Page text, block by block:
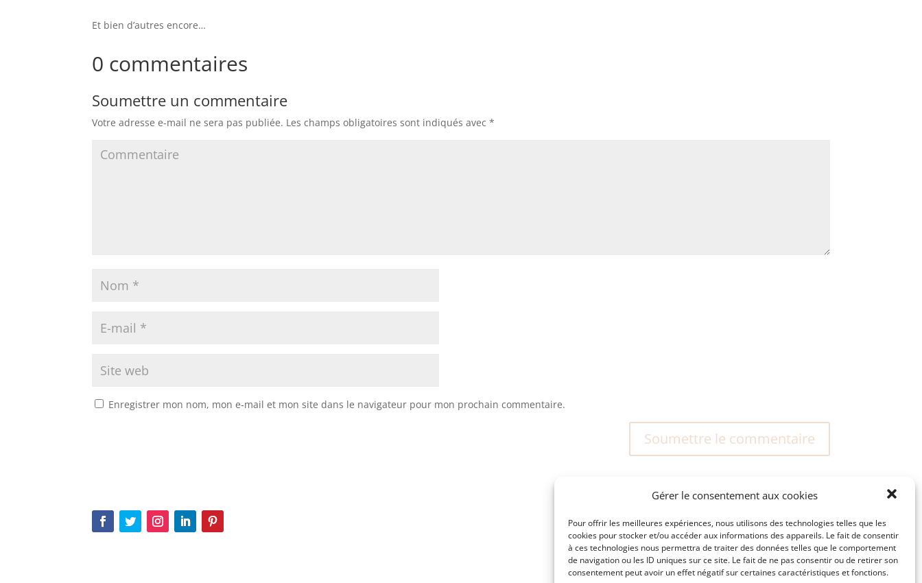
Gérer le consentement aux cookies
Pour offrir les meilleures expériences, nous utilisons des technologies telles que les
cookies pour stocker et/ou accéder aux informations des appareils. Le fait de consentir
à ces technologies nous permettra de traiter des données telles que le comportement
de navigation ou les ID uniques sur ce site. Le fait de ne pas consentir ou de retirer son
consentement peut avoir un effet négatif sur certaines caractéristiques et fonctions.
Et bien d’autres encore…
0 commentaires
Soumettre un commentaire
Votre adresse e-mail ne sera pas publiée. Les champs obligatoires sont indiqués avec*
Enregistrer mon nom, mon e-mail et mon site dans le navigateur pour mon prochain commentaire.
Soumettre le commentaire